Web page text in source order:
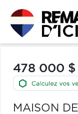
478 000 $
MAISON